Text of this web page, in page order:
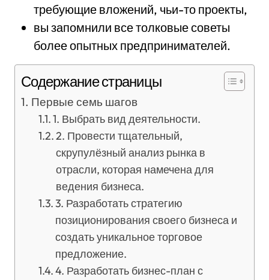
требующие вложений, чьи-то проекты,
вы запомнили все толковые советы
более опытных предпринимателей.
Содержание страницы
Первые семь шагов
1. Выбрать вид деятельности.
2. Провести тщательный,
скрупулёзный анализ рынка в
отрасли, которая намечена для
ведения бизнеса.
3. Разработать стратегию
позиционирования своего бизнеса и
создать уникальное торговое
предложение.
4. Разработать бизнес-план с